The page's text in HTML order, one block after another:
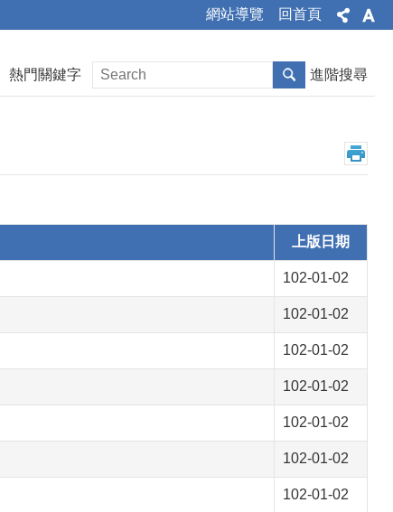
網站導覽 回首頁
熱門關鍵字 進階搜尋
上版日期
102-01-02
102-01-02
102-01-02
102-01-02
102-01-02
102-01-02
102-01-02